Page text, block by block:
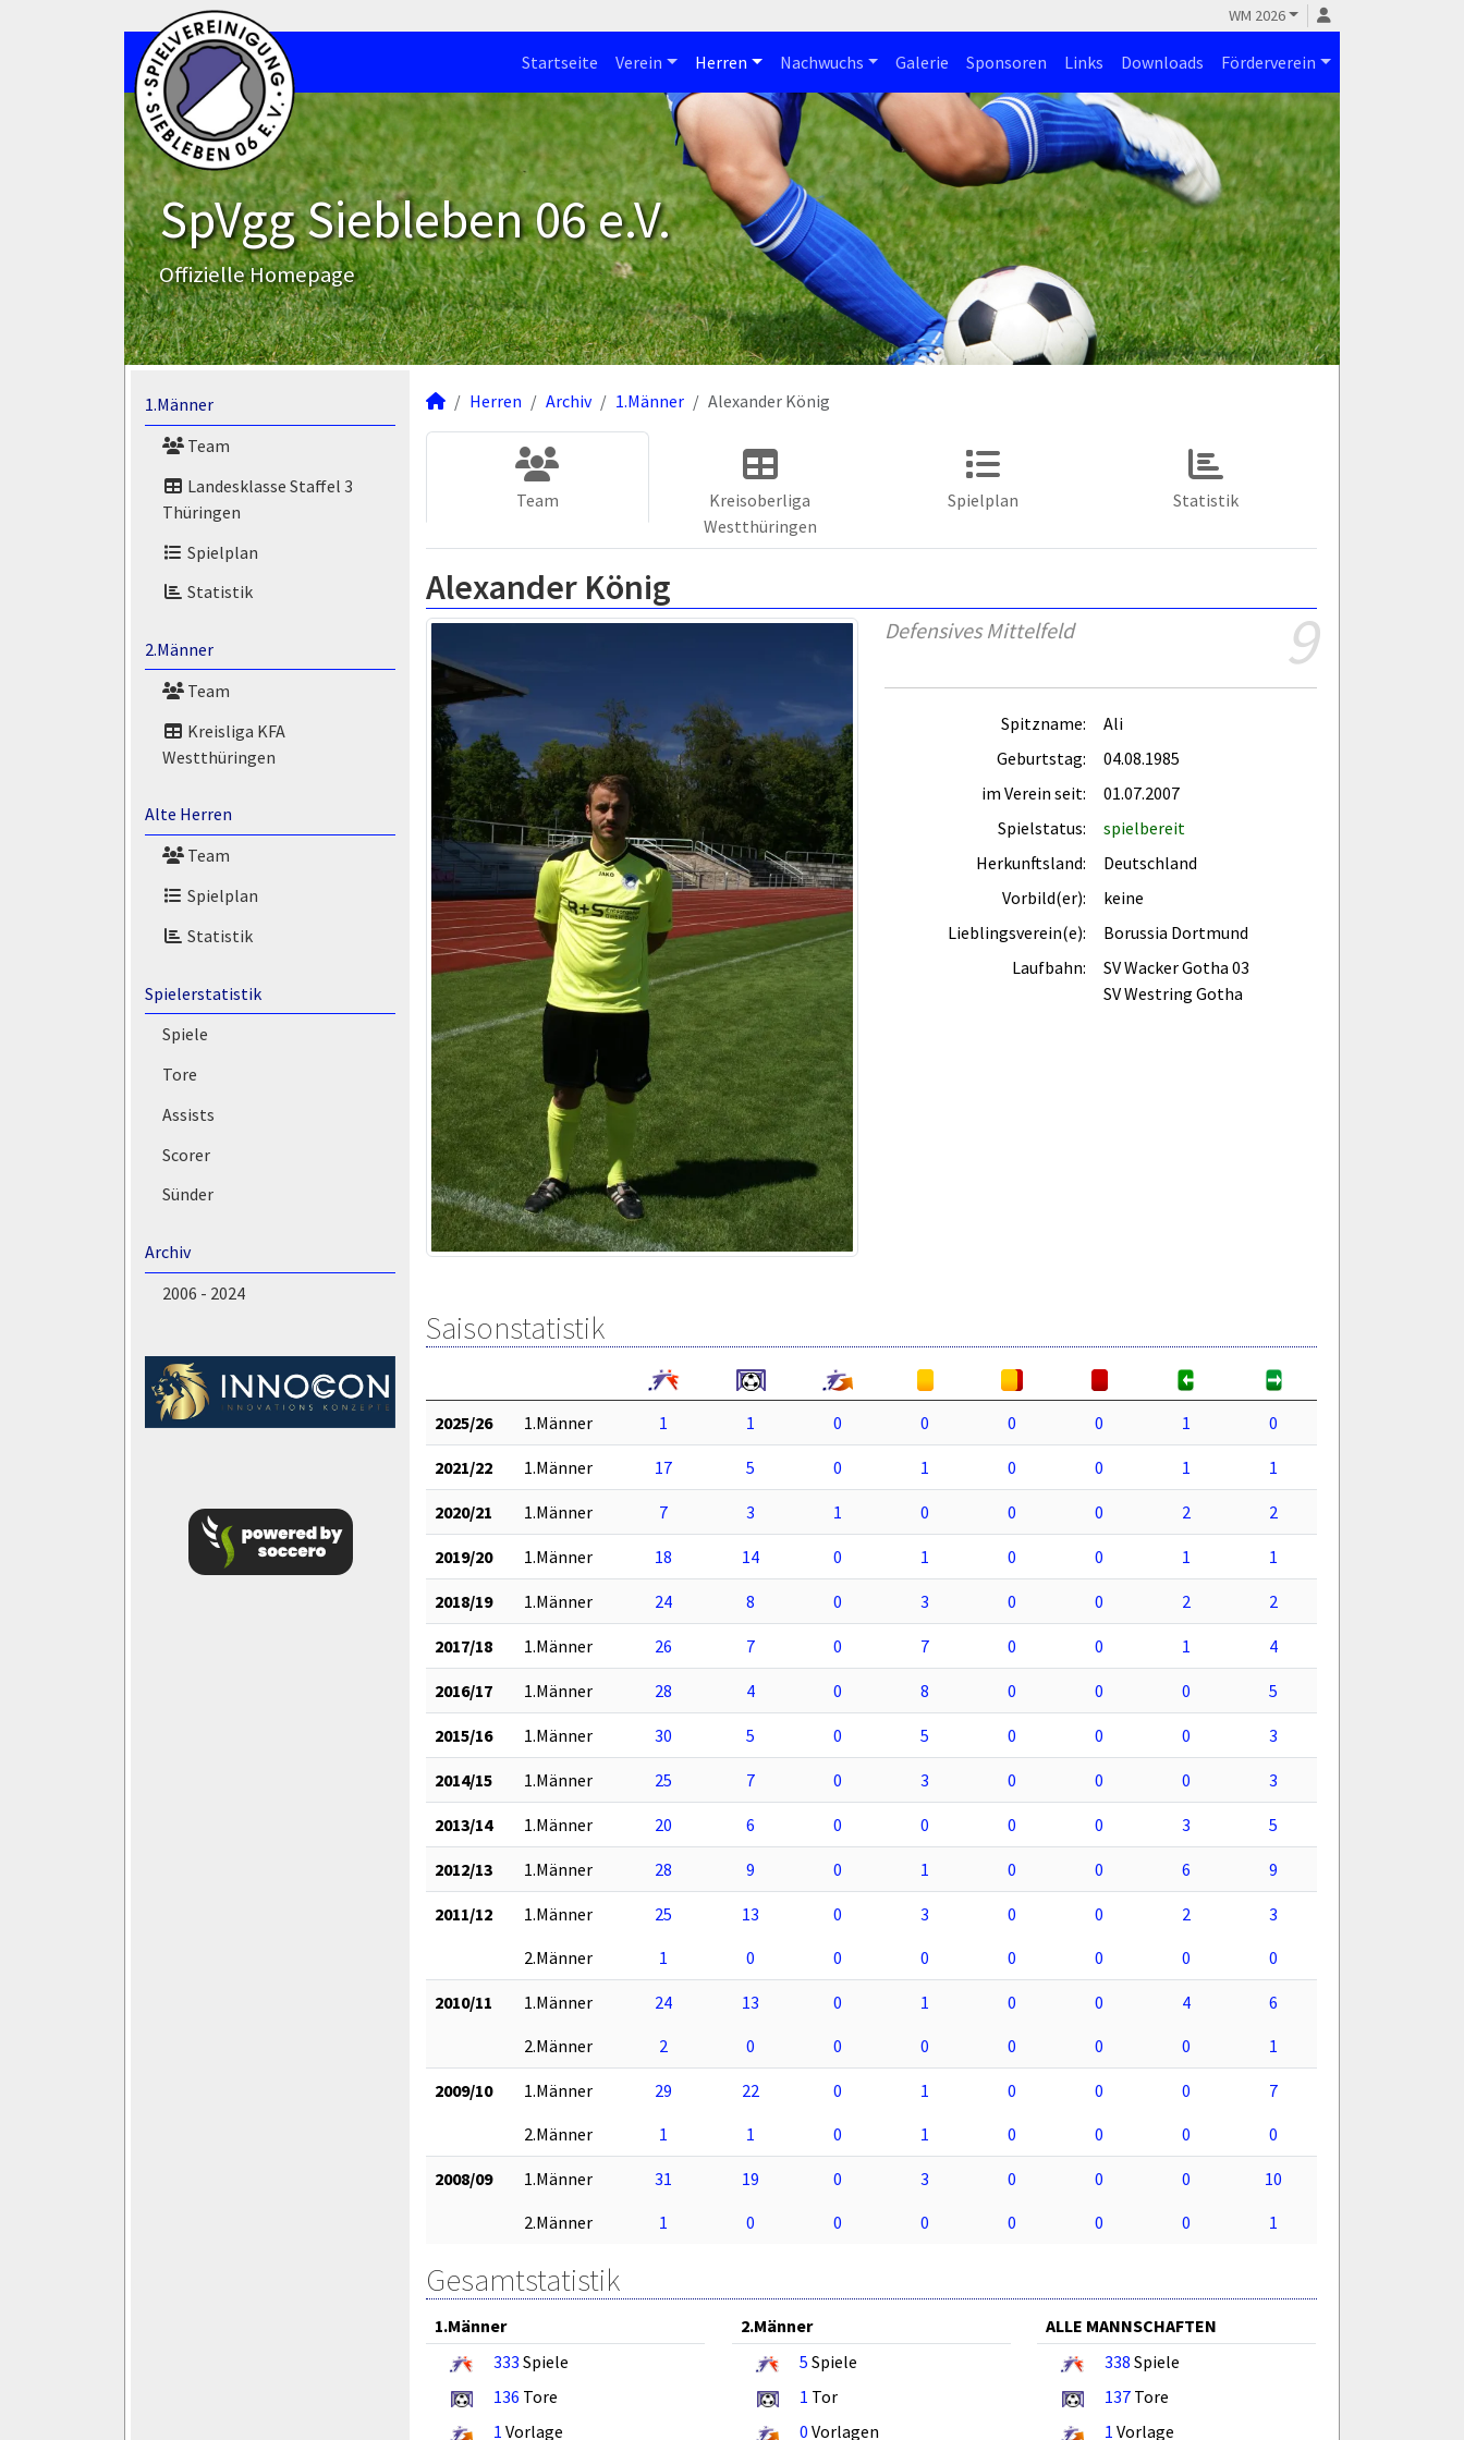
WM 2026
Startseite Verein Herren Nachwuchs Galerie Sponsoren Links Downloads Förderverein
SpVgg Siebleben 06 e.V.
Offizielle Homepage
1.Männer
Team
Landesklasse Staffel 3
Thüringen
Spielplan
Statistik
2.Männer
Team
Kreisliga KFA
Westthüringen
Alte Herren
Team
Spielplan
Statistik
Spielerstatistik
Spiele
Tore
Assists
Scorer
Sünder
Archiv
2006 - 2024
Herren Archiv 1.Männer Alexander König
Team
Kreisoberliga
Westthüringen
Spielplan Statistik
Alexander König
9
Defensives Mittelfeld
Spitzname:
Ali
Geburtstag:
04.08.1985
im Verein seit:
01.07.2007
Spielstatus:
spielbereit
Herkunftsland:
Deutschland
Vorbild(er):
keine
Lieblingsverein(e):
Borussia Dortmund
Laufbahn:
SV Wacker Gotha 03
SV Westring Gotha
Saisonstatistik
2025/26 1.Männer 1 1 0 0 0 0 1 0
2021/22 1.Männer 17 5 0 1 0 0 1 1
2020/21 1.Männer 7 3 1 0 0 0 2 2
2019/20 1.Männer 18 14 0 1 0 0 1 1
2018/19 1.Männer 24 8 0 3 0 0 2 2
2017/18 1.Männer 26 7 0 7 0 0 1 4
2016/17 1.Männer 28 4 0 8 0 0 0 5
2015/16 1.Männer 30 5 0 5 0 0 0 3
2014/15 1.Männer 25 7 0 3 0 0 0 3
2013/14 1.Männer 20 6 0 0 0 0 3 5
2012/13 1.Männer 28 9 0 1 0 0 6 9
2011/12 1.Männer 25 13 0 3 0 0 2
3
2.Männer
1 0 0 0 0 0 0 0
2010/11 1.Männer 24 13 0 1 0 0 4
6
2.Männer
2 0 0 0 0 0 0 1
2009/10 1.Männer 29 22 0 1 0 0 0
7
2.Männer
1 1 0 1 0 0 0 0
2008/09 1.Männer 31 19 0 3 0 0 0
10
2.Männer
1 0 0 0 0 0 0 1
Gesamtstatistik
1.Männer
333 Spiele
136 Tore
1 Vorlage
2.Männer
5 Spiele
1 Tor
0 Vorlagen
ALLE MANNSCHAFTEN
338 Spiele
137 Tore
1 Vorlage